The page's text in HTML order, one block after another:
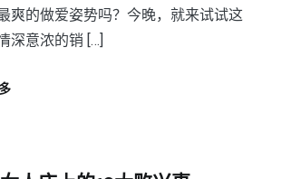
爽的做爱姿势吗？今晚，就来试试这
深意浓的销 […]